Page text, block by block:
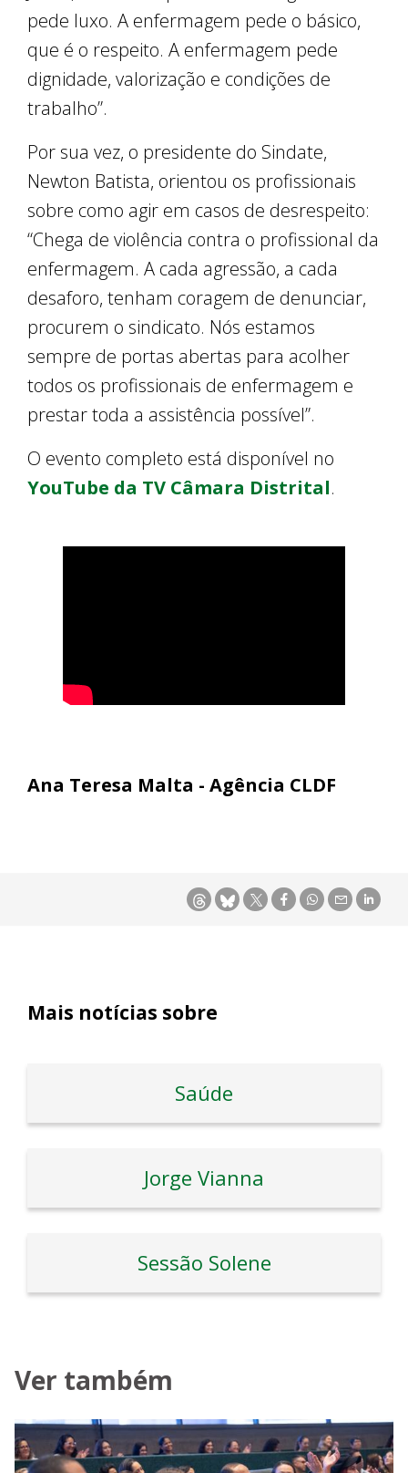
pede luxo. A enfermagem pede o básico,
que é o respeito. A enfermagem pede
dignidade, valorização e condições de
trabalho”.
Por sua vez, o presidente do Sindate,
Newton Batista, orientou os profissionais
sobre como agir em casos de desrespeito:
“Chega de violência contra o profissional da
enfermagem. A cada agressão, a cada
desaforo, tenham coragem de denunciar,
procurem o sindicato. Nós estamos
sempre de portas abertas para acolher
todos os profissionais de enfermagem e
prestar toda a assistência possível”.
O evento completo está disponível no
YouTube da TV Câmara Distrital.
Ana Teresa Malta - Agência CLDF
Mais notícias sobre
Saúde
Jorge Vianna
Sessão Solene
Ver também